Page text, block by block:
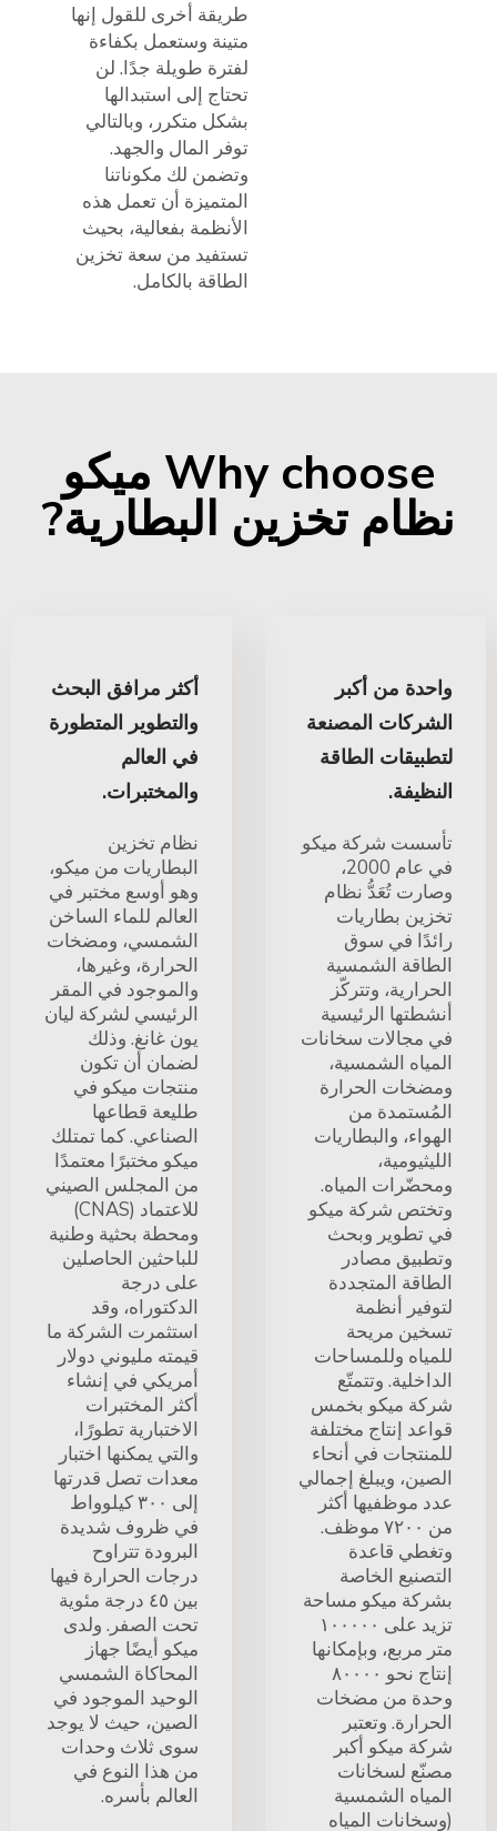
طريقة أخرى للقول إنها
متينة وستعمل بكفاءة
لفترة طويلة جدًا. لن
تحتاج إلى استبدالها
بشكل متكرر، وبالتالي
توفر المال والجهد.
وتضمن لك مكوناتنا
المتميزة أن تعمل هذه
الأنظمة بفعالية، بحيث
تستفيد من سعة تخزين
الطاقة بالكامل.
Why choose ميكو
نظام تخزين البطارية?
واحدة من أكبر
الشركات المصنعة
لتطبيقات الطاقة
النظيفة.
تأسست شركة ميكو
في عام 2000،
وصارت تُعَدُّ نظام
تخزين بطاريات
رائدًا في سوق
الطاقة الشمسية
الحرارية، وتتركّز
أنشطتها الرئيسية
في مجالات سخانات
المياه الشمسية،
ومضخات الحرارة
المُستمدة من
الهواء، والبطاريات
الليثيومية،
ومحضّرات المياه.
وتختص شركة ميكو
في تطوير وبحث
وتطبيق مصادر
الطاقة المتجددة
لتوفير أنظمة
تسخين مريحة
للمياه وللمساحات
الداخلية. وتتمتّع
شركة ميكو بخمس
قواعد إنتاج مختلفة
للمنتجات في أنحاء
الصين، ويبلغ إجمالي
عدد موظفيها أكثر
من ٧٢٠٠ موظف.
وتغطي قاعدة
التصنيع الخاصة
بشركة ميكو مساحة
تزيد على ١٠٠٠٠٠
متر مربع، وبإمكانها
إنتاج نحو ٨٠٠٠٠
وحدة من مضخات
الحرارة. وتعتبر
شركة ميكو أكبر
مصنّع لسخانات
المياه الشمسية
(وسخانات المياه
أكثر مرافق البحث
والتطوير المتطورة
في العالم
والمختبرات.
نظام تخزين
البطاريات من ميكو،
وهو أوسع مختبر في
العالم للماء الساخن
الشمسي، ومضخات
الحرارة، وغيرها،
والموجود في المقر
الرئيسي لشركة ليان
يون غانغ. وذلك
لضمان أن تكون
منتجات ميكو في
طليعة قطاعها
الصناعي. كما تمتلك
ميكو مختبرًا معتمدًا
من المجلس الصيني
للاعتماد (CNAS)
ومحطة بحثية وطنية
للباحثين الحاصلين
على درجة
الدكتوراه، وقد
استثمرت الشركة ما
قيمته مليوني دولار
أمريكي في إنشاء
أكثر المختبرات
الاختبارية تطورًا،
والتي يمكنها اختبار
معدات تصل قدرتها
إلى ٣٠٠ كيلوواط
في ظروف شديدة
البرودة تتراوح
درجات الحرارة فيها
بين ٤٥ درجة مئوية
تحت الصفر. ولدى
ميكو أيضًا جهاز
المحاكاة الشمسي
الوحيد الموجود في
الصين، حيث لا يوجد
سوى ثلاث وحدات
من هذا النوع في
العالم بأسره.